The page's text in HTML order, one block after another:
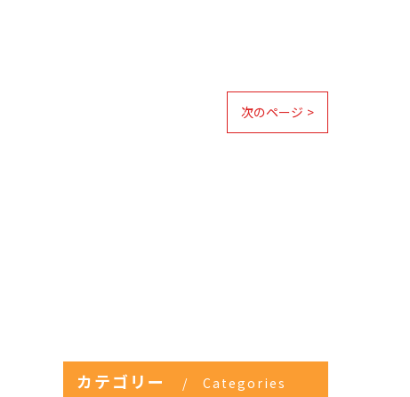
次のページ >
カテゴリー Categories